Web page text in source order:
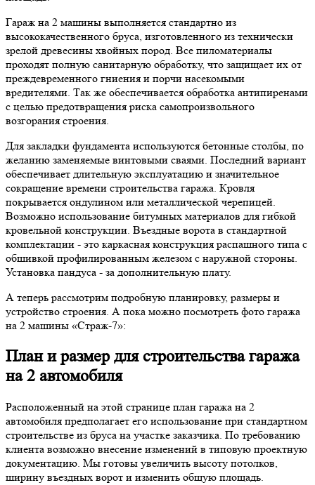
Гараж на 2 машины выполняется стандартно из
высококачественного бруса, изготовленного из технически
зрелой древесины хвойных пород. Все пиломатериалы
проходят полную санитарную обработку, что защищает их от
преждевременного гниения и порчи насекомыми
вредителями. Так же обеспечивается обработка антипиренами
с целью предотвращения риска самопроизвольного
возгорания строения.
Для закладки фундамента используются бетонные столбы, по
желанию заменяемые винтовыми сваями. Последний вариант
обеспечивает длительную эксплуатацию и значительное
сокращение времени строительства гаража. Кровля
покрывается ондулином или металлической черепицей.
Возможно использование битумных материалов для гибкой
кровельной конструкции. Въездные ворота в стандартной
комплектации - это каркасная конструкция распашного типа с
обшивкой профилированным железом с наружной стороны.
Установка пандуса - за дополнительную плату.
А теперь рассмотрим подробную планировку, размеры и
устройство строения. А пока можно посмотреть фото гаража
на 2 машины «Страж-7»:
План и размер для строительства гаража
на 2 автомобиля
Расположенный на этой странице план гаража на 2
автомобиля предполагает его использование при стандартном
строительстве из бруса на участке заказчика. По требованию
клиента возможно внесение изменений в типовую проектную
документацию. Мы готовы увеличить высоту потолков,
ширину въездных ворот и изменить общую площадь.